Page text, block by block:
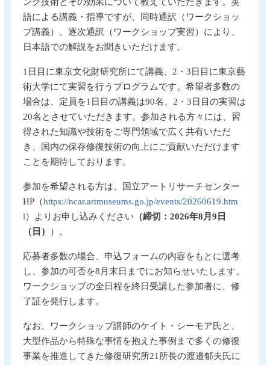
語による講義・指導ですが、同時通訳（ワークショッ
プ講義）、逐次通訳（ワークショップ実習）により、
日本語での解説をお聞きいただけます。
1日目に東京文化財研究所にて講義、2・3日目に東京藝
術大学にて実習を行うプログラムです。希望者多数の
場合は、定員を1日目の講義は90名、2・3日目の実習は
20名とさせていただきます。参加される方々には、習
得された知識や技術をご専門領域で広く共有いただ
き、国内の保存修復技術の向上にご貢献いただけます
ことを期待しております。
参加を希望される方は、国立アートリサーチセンター
HP（https://ncar.artmuseums.go.jp/events/20260619.htm
l）よりお申し込みください （締切：2026年8月9日
（日）
）。
応募者多数の場合、申込フォームの内容をもとに選考
し、参加の可否を8月末日までにお知らせいたします。
ワークショップの全日程を終日受講した参加者に、修
了証を発行します。
なお、ワークショップ講師のケイト・シーモア氏と、
大型作品から特殊な事情を抱えた事例まで多くの修復
事業を推進してきた修復研究所21所長の渡邉郁夫氏に